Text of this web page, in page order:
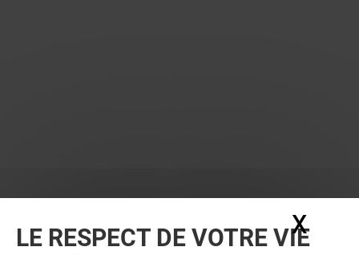
LE RESPECT DE VOTRE VIE
X